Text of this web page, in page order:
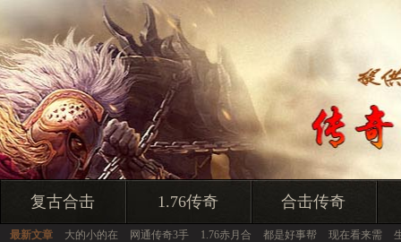
复古合击 1.76传奇 合击传奇
最新文章 大的小的在 网通传奇3手 1.76赤月合 都是好事帮 现在看来需